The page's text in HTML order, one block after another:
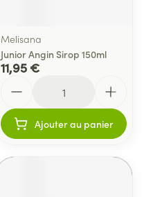
Melisana
Junior Angin Sirop 150ml
11,95 €
Ajouter au panier